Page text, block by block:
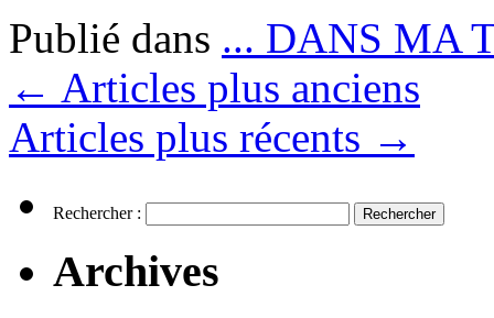
Publié dans ... DANS MA
← Articles plus anciens
Articles plus récents →
Rechercher :
Archives